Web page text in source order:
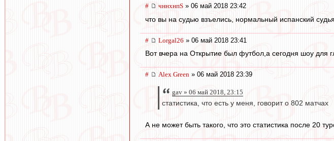
# чннхнпS » 06 май 2018 23:42
что вы на судью взъелись, нормальный испанский
# Lorgal26 » 06 май 2018 23:41
Вот вчера на Открытие был футбол,а сегодня шоу для
# Alex Green » 06 май 2018 23:39
gav » 06 май 2018, 23:15
статистика, что есть у меня, говорит о 802 матчах
А не может быть такого, что это статистика после 20